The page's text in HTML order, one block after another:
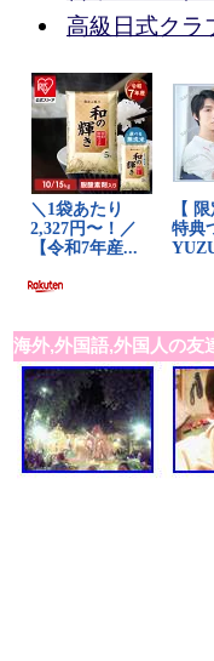
高級日式クラ
海外,外国語,外国人の友